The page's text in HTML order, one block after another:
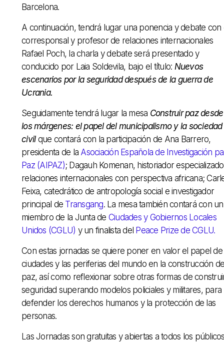
Barcelona.
A continuación, tendrá lugar una ponencia y debate con
corresponsal y profesor de relaciones internacionales
Rafael Poch, la charla y debate será presentado y
conducido por Laia Soldevila, bajo el título: Nuevos
escenarios por la seguridad después de la guerra de
Ucrania.
Seguidamente tendrá lugar la mesa Construir paz desde
los márgenes: el papel del municipalismo y la sociedad
civilque contará con la participación de Ana Barrero,
presidenta de la Asociación Española de Investigación
Paz (AIPAZ); Dagauh Komenan, historiador
relaciones internacionales con perspectiva africana;
Feixa, catedrático de antropología social e investigador
principal de Transgang. La mesa también contará con un
miembro de la Junta de Ciudades y Gobiernos Locales
Unidos (CGLU) y un finalista del Peace Prize de CGLU.
Con estas jornadas se quiere poner en valor el papel de
ciudades y las periferias del mundo en la construcción
paz, así como reflexionar sobre otras formas de
seguridad superando modelos policiales y militares, para
defender los derechos humanos y la protección de las
personas.
Las Jornadas son gratuitas y abiertas a todos los